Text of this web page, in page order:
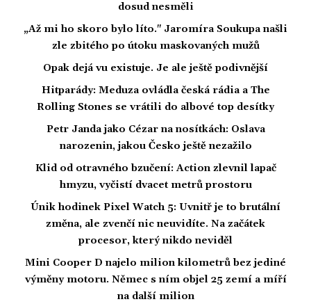
dosud nesměli
„Až mi ho skoro bylo líto." Jaromíra Soukupa našli
zle zbitého po útoku maskovaných mužů
Opak dejá vu existuje. Je ale ještě podivnější
Hitparády: Meduza ovládla česká rádia a The
Rolling Stones se vrátili do albové top desítky
Petr Janda jako Cézar na nosítkách: Oslava
narozenin, jakou Česko ještě nezažilo
Klid od otravného bzučení: Action zlevnil lapač
hmyzu, vyčistí dvacet metrů prostoru
Únik hodinek Pixel Watch 5: Uvnitř je to brutální
změna, ale zvenčí nic neuvidíte. Na začátek
procesor, který nikdo neviděl
Mini Cooper D najelo milion kilometrů bez jediné
výměny motoru. Němec s ním objel 25 zemí a míří
na další milion